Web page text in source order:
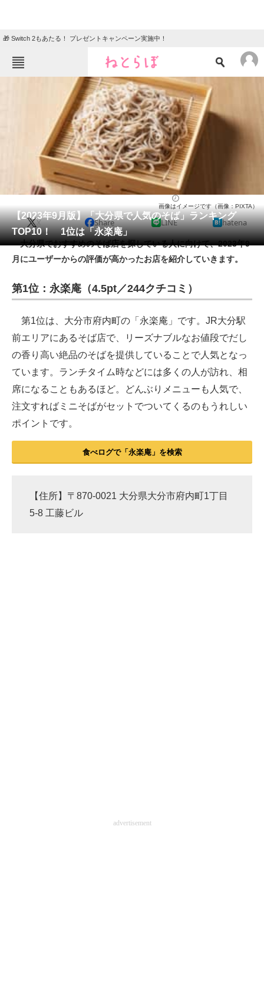
🎁 Switch 2もあたる！ プレゼントキャンペーン実施中！
ねとらぼメニュー
ニュース
クイズ
地域
教育・育児
リサーチ
会員記事
メディア
注目記事を集めた総合ページ
ITの今と未来を見通す
スマホと通信の最新トレンド
進化するPCとデバイスの未来
好きが集まる 比べて選べる
ビジネスと働き方のヒント
企業ITのトレンドを詳説
マーケ×ITの今がよく分かる
ITエンジニア向け専門サイト
【2023年9月版】「大分県で人気のそば」ランキング
TOP10！ 1位は「永楽庵」
画像はイメージです（画像：PIXTA）
X Share LINE hatena
大分県でおすすめのそば店を探している人に向けて、2023年9
月にユーザーからの評価が高かったお店を紹介していきます。
第1位：永楽庵（4.5pt／244クチコミ）
第1位は、大分市府内町の「永楽庵」です。JR大分駅
前エリアにあるそば店で、リーズナブルなお値段でだし
の香り高い絶品のそばを提供していることで人気となっ
ています。ランチタイム時などには多くの人が訪れ、相
席になることもあるほど。どんぶりメニューも人気で、
注文すればミニそばがセットでついてくるのもうれしい
ポイントです。
食べログで「永楽庵」を検索
【住所】〒870-0021 大分県大分市府内町1丁目
5-8 工藤ビル
advertisement